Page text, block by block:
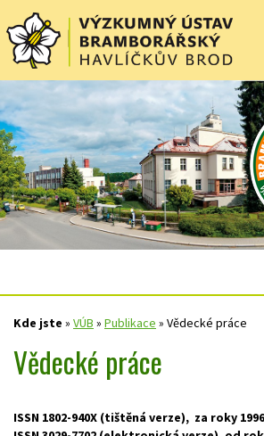
Kde jste » VÚB » Publikace » Vědecké práce
Vědecké práce
ISSN 1802-940X (tištěná verze), za roky